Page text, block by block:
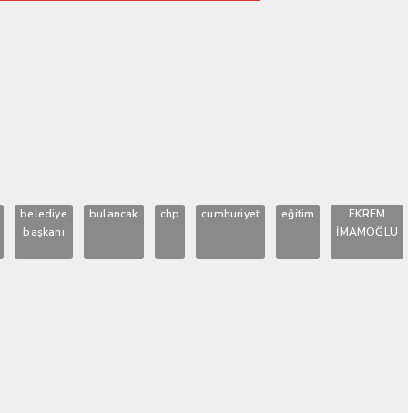
belediye
başkanı
bulancak chp cumhuriyet eğitim
EKREM
İMAMOĞLU
KAVUŞUYOR